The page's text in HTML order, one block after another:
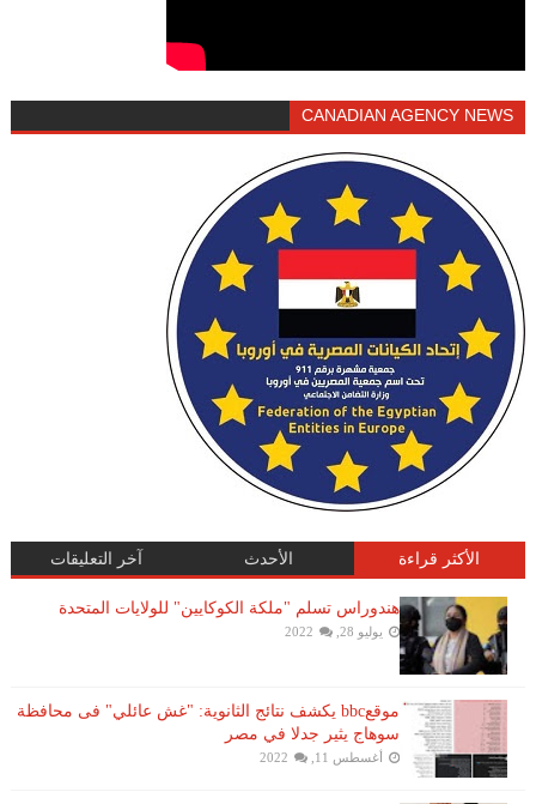
CANADIAN AGENCY NEWS
الأكثر قراءة الأحدث آخر التعليقات
هندوراس تسلم "ملكة الكوكايين" للولايات المتحدة
يوليو 28, 2022
موقعbbc يكشف نتائج الثانوية: "غش عائلي" فى محافظة
سوهاج يثير جدلا في مصر
أغسطس 11, 2022